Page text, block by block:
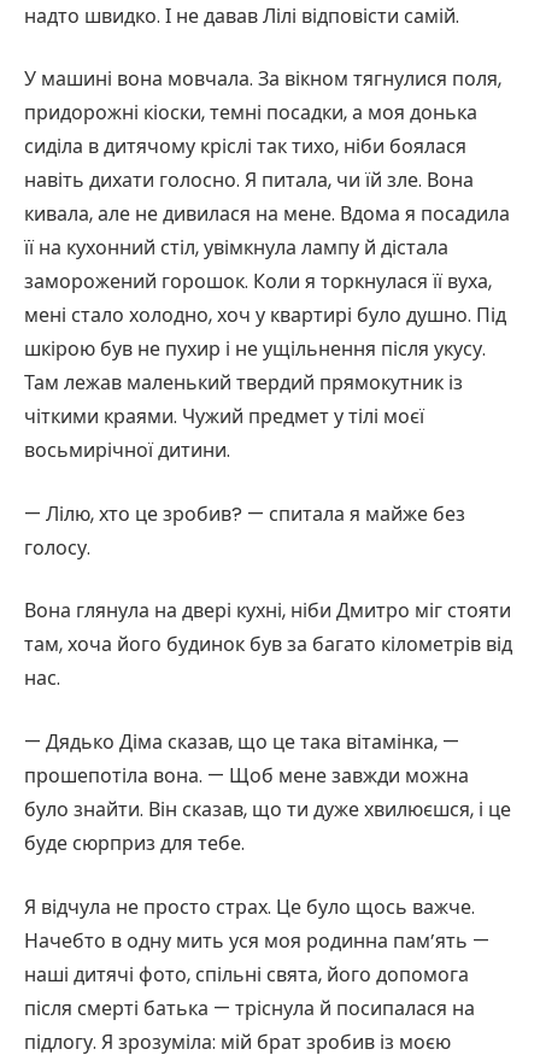
надто швидко. І не давав Лілі відповісти самій.
У машині вона мовчала. За вікном тягнулися поля,
придорожні кіоски, темні посадки, а моя донька
сиділа в дитячому кріслі так тихо, ніби боялася
навіть дихати голосно. Я питала, чи їй зле. Вона
кивала, але не дивилася на мене. Вдома я посадила
її на кухонний стіл, увімкнула лампу й дістала
заморожений горошок. Коли я торкнулася її вуха,
мені стало холодно, хоч у квартирі було душно. Під
шкірою був не пухир і не ущільнення після укусу.
Там лежав маленький твердий прямокутник із
чіткими краями. Чужий предмет у тілі моєї
восьмирічної дитини.
— Лілю, хто це зробив? — спитала я майже без
голосу.
Вона глянула на двері кухні, ніби Дмитро міг стояти
там, хоча його будинок був за багато кілометрів від
нас.
— Дядько Діма сказав, що це така вітамінка, —
прошепотіла вона. — Щоб мене завжди можна
було знайти. Він сказав, що ти дуже хвилюєшся, і це
буде сюрприз для тебе.
Я відчула не просто страх. Це було щось важче.
Начебто в одну мить уся моя родинна пам’ять —
наші дитячі фото, спільні свята, його допомога
після смерті батька — тріснула й посипалася на
підлогу. Я зрозуміла: мій брат зробив із моєю